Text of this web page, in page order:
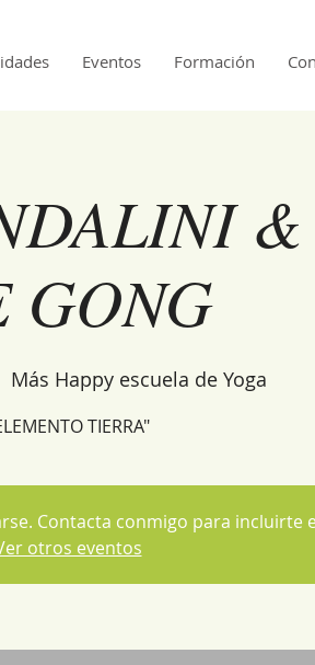
Eventos Formación
GONG
Más Happy escuela de Yoga
TIERRA"
Contacta conmigo para incluirte
otros eventos